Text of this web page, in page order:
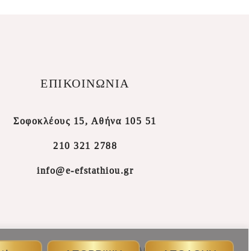
ΕΠΙΚΟΙΝΩΝΙΑ
Σοφοκλέους 15, Αθήνα 105 51
210 321 2788
info@e-efstathiou.gr